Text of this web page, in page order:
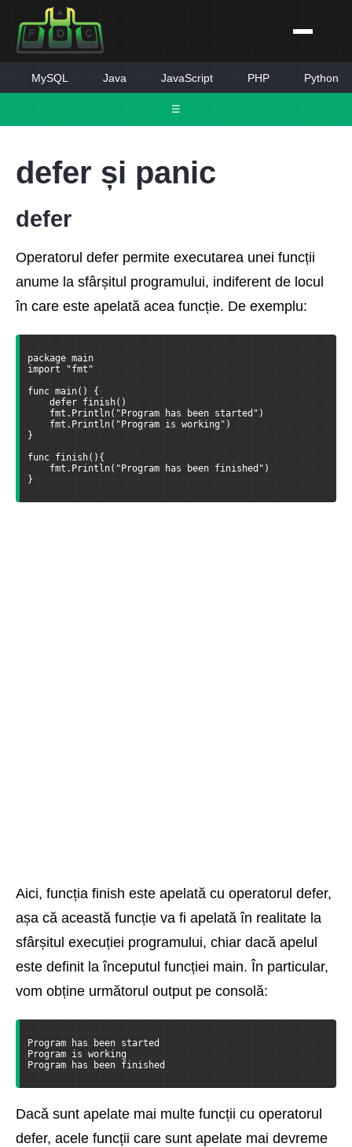
☰
MySQL Java JavaScript PHP Python
defer și panic
defer
Operatorul defer permite executarea unei funcții
anume la sfârșitul programului, indiferent de locul
în care este apelată acea funcție. De exemplu:
package main
import "fmt"
func main() {
defer finish()
fmt.Println("Program has been started")
fmt.Println("Program is working")
}
func finish(){
fmt.Println("Program has been finished")
}
Aici, funcția finish este apelată cu operatorul defer,
așa că această funcție va fi apelată în realitate la
sfârșitul execuției programului, chiar dacă apelul
este definit la începutul funcției main. În particular,
vom obține următorul output pe consolă:
Program has been started
Program is working
Program has been finished
Dacă sunt apelate mai multe funcții cu operatorul
defer, acele funcții care sunt apelate mai devreme